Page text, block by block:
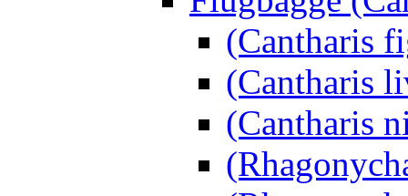
(Cantharis
(Cantharis
(Cantharis